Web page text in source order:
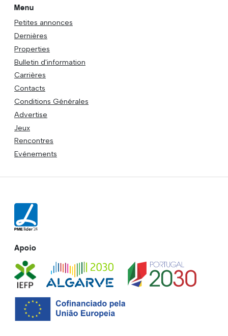
Menu
Petites annonces
Dernières
Properties
Bulletin d'information
Carrières
Contacts
Conditions Générales
Advertise
Jeux
Rencontres
Evénements
Apoio